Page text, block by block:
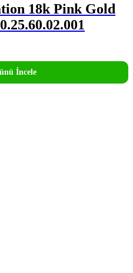
18k Pink Gold
İncele